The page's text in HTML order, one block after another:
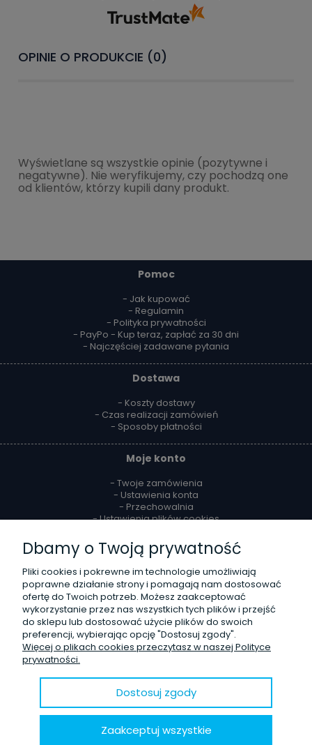
OPINIE O PRODUKCIE (0)
Wyświetlane są wszystkie opinie (pozytywne i
negatywne). Nie weryfikujemy, czy pochodzą one
od klientów, którzy kupili dany produkt.
Pomoc
- Jak kupować
- Regulamin
- Polityka prywatności
- PayPo - Kup teraz, zapłać za 30 dni
- Najczęściej zadawane pytania
Dostawa
- Koszty dostawy
- Czas realizacji zamówień
- Sposoby płatności
Moje konto
- Twoje zamówienia
- Ustawienia konta
- Przechowalnia
- Ustawienia plików cookies
Reklamacje i zwroty
- Zwroty
- Odstąpienie od umowy
- Reklamacje
O firmie
- Kontakt
- Opinie Trustmate
- Blog
Dbamy o Twoją prywatność
Pliki cookies i pokrewne im technologie umożliwiają
poprawne działanie strony i pomagają nam dostosować
ofertę do Twoich potrzeb. Możesz zaakceptować
wykorzystanie przez nas wszystkich tych plików i przejść
do sklepu lub dostosować użycie plików do swoich
preferencji, wybierając opcję "Dostosuj zgody".
Więcej o plikach cookies przeczytasz w naszej Polityce
prywatności.
Dostosuj zgody
Zaakceptuj wszystkie